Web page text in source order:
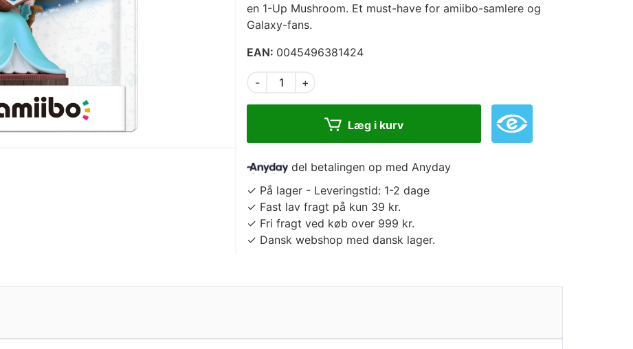
en 1-Up Mushroom. Et must-have for amiibo-samlere og
Galaxy-fans.
EAN: 0045496381424
- +
Læg i kurv
del betalingen op med Anyday
✓ På lager - Leveringstid: 1-2 dage
✓ Fast lav fragt på kun 39 kr.
✓ Fri fragt ved køb over 999 kr.
✓ Dansk webshop med dansk lager.